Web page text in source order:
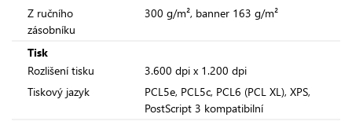
Z ručního
zásobníku
300 g/m², banner 163 g/m²
Tisk
Rozlišení tisku
3.600 dpi x 1.200 dpi
Tiskový jazyk
PCL5e, PCL5c, PCL6 (PCL XL), XPS,
PostScript 3 kompatibilní